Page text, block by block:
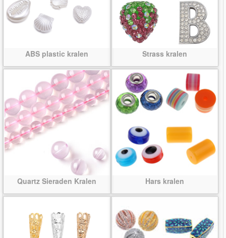
ABS plastic kralen Strass kralen
Quartz Sieraden Kralen Hars kralen